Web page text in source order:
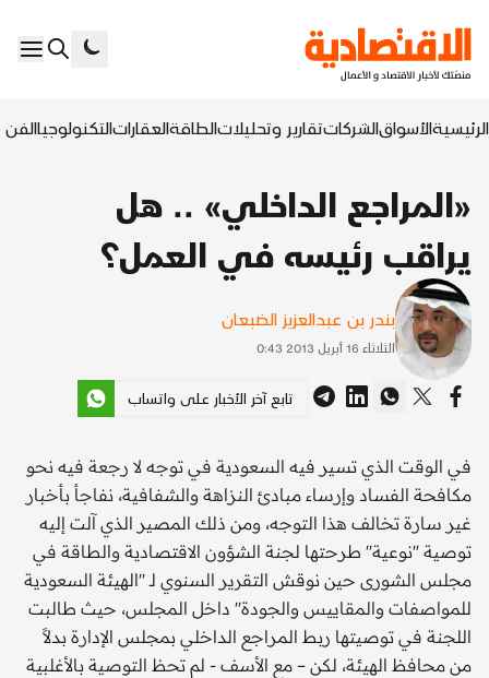
الرئيسيةالأسواقالشركاتتقارير وتحليلاتالطاقةالعقاراتالتكنولوجياالفن
«المراجع الداخلي» .. هل
يراقب رئيسه في العمل؟
بندر بن عبدالعزيز الضبعان
الثلاثاء 16 أبريل 2013 0:43
تابع آخر الأخبار على واتساب
في الوقت الذي تسير فيه السعودية في توجه لا رجعة فيه نحو
مكافحة الفساد وإرساء مبادئ النزاهة والشفافية، نفاجأ بأخبار
غير سارة تخالف هذا التوجه، ومن ذلك المصير الذي آلت إليه
توصية ''نوعية'' طرحتها لجنة الشؤون الاقتصادية والطاقة في
مجلس الشورى حين نوقش التقرير السنوي لـ ''الهيئة السعودية
للمواصفات والمقاييس والجودة'' داخل المجلس، حيث طالبت
اللجنة في توصيتها ربط المراجع الداخلي بمجلس الإدارة بدلاً
من محافظ الهيئة، لكن – مع الأسف - لم تحظ التوصية بالأغلبية